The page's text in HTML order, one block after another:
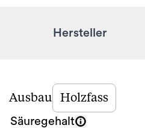
Hersteller
Ausbau Holzfass
Säuregehalt